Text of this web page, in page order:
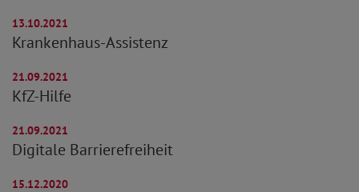
13.10.2021
Krankenhaus-Assistenz
21.09.2021
KfZ-Hilfe
21.09.2021
Digitale Barrierefreiheit
15.12.2020